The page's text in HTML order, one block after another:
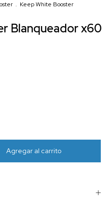
. Keep White Booster
Blanqueador x60